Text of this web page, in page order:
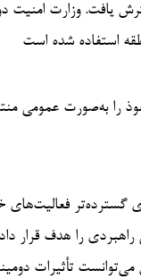
وزارت امنیت
استفاده شده است
را به‌صورت عمومی
فعالیت‌های
را هدف قرار
تأثیرات